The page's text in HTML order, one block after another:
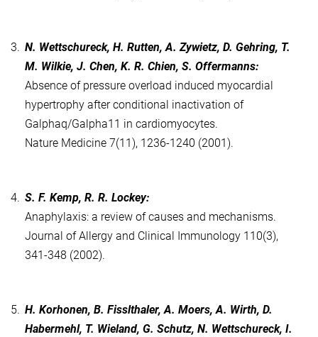
3. N. Wettschureck, H. Rutten, A. Zywietz, D. Gehring, T.
M. Wilkie, J. Chen, K. R. Chien, S. Offermanns:
Absence of pressure overload induced myocardial
hypertrophy after conditional inactivation of
Galphaq/Galpha11 in cardiomyocytes.
Nature Medicine 7(11), 1236-1240 (2001).
4. S. F. Kemp, R. R. Lockey:
Anaphylaxis: a review of causes and mechanisms.
Journal of Allergy and Clinical Immunology 110(3),
341-348 (2002).
5. H. Korhonen, B. Fisslthaler, A. Moers, A. Wirth, D.
Habermehl, T. Wieland, G. Schutz, N. Wettschureck, I.